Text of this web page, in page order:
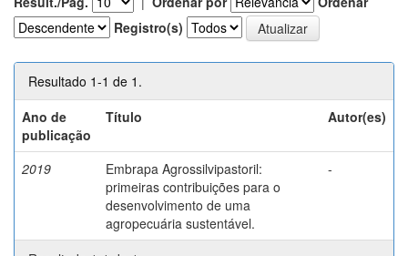
Registro(s)
Resultado 1-1 de 1.
Ano de
publicação
Título Autor(es)
2019
Embrapa Agrossilvipastoril:
primeiras contribuições para o
desenvolvimento de uma
agropecuária sustentável.
-